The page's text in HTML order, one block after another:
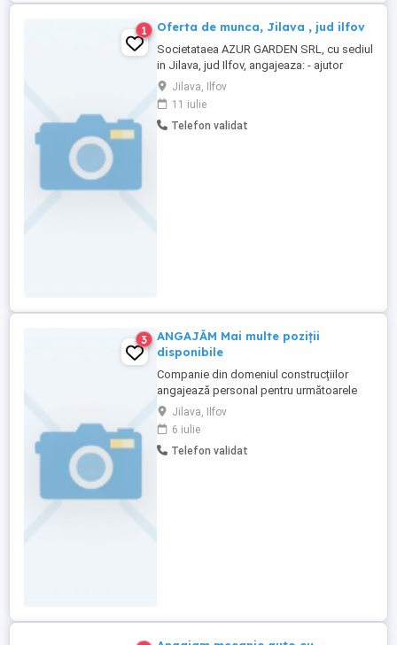
1 Oferta de munca, Jilava , jud ilfov
Societataea AZUR GARDEN SRL, cu sediul
in Jilava, jud Ilfov, angajeaza: - ajutor
bucatar 1 post vacant, se solicita studii
generale si cunoasterea limbii engleze
nivel elementar
Jilava, Ilfov
11 iulie
Telefon validat
3
ANGAJĂM Mai multe poziții
disponibile
Companie din domeniul construcțiilor
angajează personal pentru următoarele
posturi: 1. Montator Șef echipă (montare
schelă fixă) 1 post Cerințe: Experiență în
montarea schelei fixe Abilități de
coordonare echipă Permis de conducere
Jilava, Ilfov
6 iulie
Telefon validat